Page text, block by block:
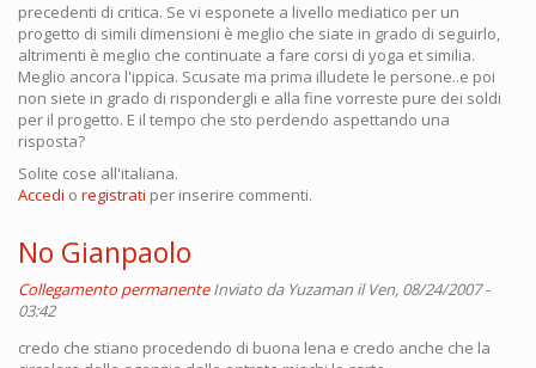
precedenti di critica. Se vi esponete a livello mediatico per un
progetto di simili dimensioni è meglio che siate in grado di seguirlo,
altrimenti è meglio che continuate a fare corsi di yoga et similia.
Meglio ancora l'ippica. Scusate ma prima illudete le persone..e poi
non siete in grado di rispondergli e alla fine vorreste pure dei soldi
per il progetto. E il tempo che sto perdendo aspettando una
risposta?
Solite cose all'italiana.
Accedi o registrati per inserire commenti.
No Gianpaolo
Collegamento permanente Inviato da Yuzaman il Ven, 08/24/2007 -
03:42
credo che stiano procedendo di buona lena e credo anche che la